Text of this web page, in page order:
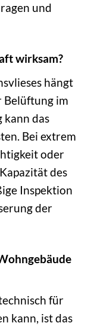
und
wirksam?
hängt
Belüftung im
kann das
Bei extrem
oder
des
Inspektion
der
für
kann, ist das